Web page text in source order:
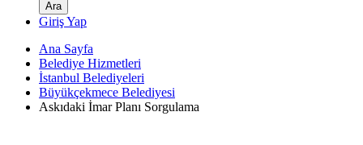
Giriş Yap
Ana Sayfa
Belediye Hizmetleri
İstanbul Belediyeleri
Büyükçekmece Belediyesi
Askıdaki İmar Planı Sorgulama